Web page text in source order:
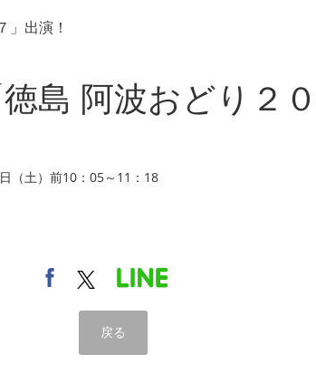
出演！
島 阿波おどり２０
土）前10：05～11：18
戻る